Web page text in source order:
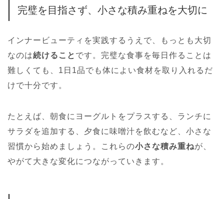
完璧を目指さず、小さな積み重ねを大切に
インナービューティを実践するうえで、もっとも大切
なのは続けること です。完璧な食事を毎日作ることは
難しくても、1日1品でも体によい食材を取り入れるだ
けで十分です。
たとえば、朝食にヨーグルトをプラスする、ランチに
サラダを追加する、夕食に味噌汁を飲むなど、小さな
習慣から始めましょう。これらの小さな積み重ねが、
やがて大きな変化につながっていきます。